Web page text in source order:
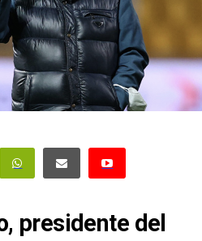
presidente del